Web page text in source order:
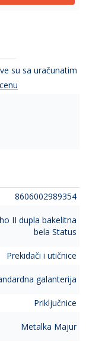
su sa uračunatim
8606002989354
II dupla bakelitna
bela Status
Prekidači i utičnice
galanterija
Priključnice
Metalka Majur